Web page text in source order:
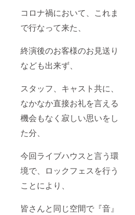
コロナ禍において、これま
で行なって来た、
終演後のお客様のお見送り
なども出来ず、
スタッフ、キャスト共に、
なかなか直接お礼を言える
機会もなく寂しい思いをし
た分、
今回ライブハウスと言う環
境で、ロックフェスを行う
ことにより、
皆さんと同じ空間で『音』